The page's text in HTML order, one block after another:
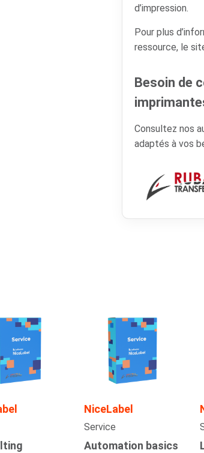
d’impression.
Pour plus
ressource, le
Besoin de
Consultez nos
adaptés à vos
NiceLabel
Service
Automation basics